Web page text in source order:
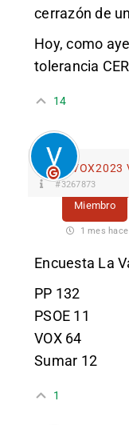
cerrazón de
Hoy, como
tolerancia
14
VOX2023
#3267873
Miembro
1 mes hace
Encuesta La
PP 132
PSOE 11
VOX 64
Sumar 12
1